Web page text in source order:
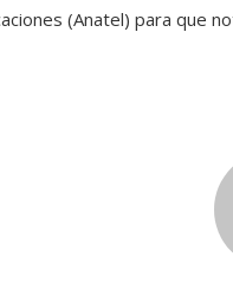
(Anatel) para que